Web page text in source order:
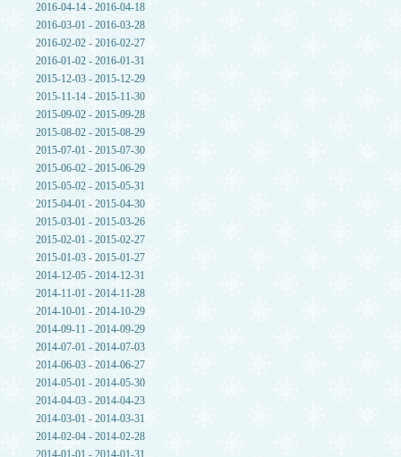
2016-04-14 - 2016-04-18
2016-03-01 - 2016-03-28
2016-02-02 - 2016-02-27
2016-01-02 - 2016-01-31
2015-12-03 - 2015-12-29
2015-11-14 - 2015-11-30
2015-09-02 - 2015-09-28
2015-08-02 - 2015-08-29
2015-07-01 - 2015-07-30
2015-06-02 - 2015-06-29
2015-05-02 - 2015-05-31
2015-04-01 - 2015-04-30
2015-03-01 - 2015-03-26
2015-02-01 - 2015-02-27
2015-01-03 - 2015-01-27
2014-12-05 - 2014-12-31
2014-11-01 - 2014-11-28
2014-10-01 - 2014-10-29
2014-09-11 - 2014-09-29
2014-07-01 - 2014-07-03
2014-06-03 - 2014-06-27
2014-05-01 - 2014-05-30
2014-04-03 - 2014-04-23
2014-03-01 - 2014-03-31
2014-02-04 - 2014-02-28
2014-01-01 - 2014-01-31